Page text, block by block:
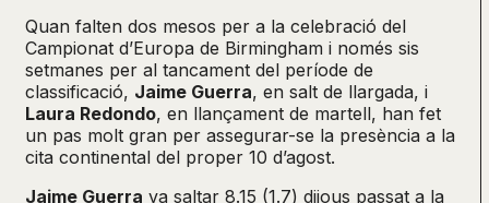
Quan falten dos mesos per a la celebració del
Campionat d’Europa de Birmingham i només sis
setmanes per al tancament del període de
classificació, Jaime Guerra, en salt de llargada, i
Laura Redondo, en llançament de martell, han fet
un pas molt gran per assegurar-se la presència a la
cita continental del proper 10 d’agost.
Jaime Guerra va saltar 8.15 (1.7) dijous passat a la